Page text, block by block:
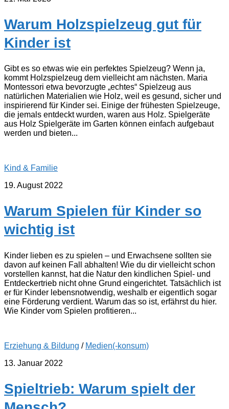
Warum Holzspielzeug gut für
Kinder ist
Gibt es so etwas wie ein perfektes Spielzeug? Wenn ja,
kommt Holzspielzeug dem vielleicht am nächsten. Maria
Montessori etwa bevorzugte „echtes“ Spielzeug aus
natürlichen Materialien wie Holz, weil es gesund, sicher und
inspirierend für Kinder sei. Einige der frühesten Spielzeuge,
die jemals entdeckt wurden, waren aus Holz. Spielgeräte
aus Holz Spielgeräte im Garten können einfach aufgebaut
werden und bieten...
Kind & Familie
19. August 2022
Warum Spielen für Kinder so
wichtig ist
Kinder lieben es zu spielen – und Erwachsene sollten sie
davon auf keinen Fall abhalten! Wie du dir vielleicht schon
vorstellen kannst, hat die Natur den kindlichen Spiel- und
Entdeckertrieb nicht ohne Grund eingerichtet. Tatsächlich ist
er für Kinder lebensnotwendig, weshalb er eigentlich sogar
eine Förderung verdient. Warum das so ist, erfährst du hier.
Wie Kinder vom Spielen profitieren...
Erziehung & Bildung / Medien(-konsum)
13. Januar 2022
Spieltrieb: Warum spielt der